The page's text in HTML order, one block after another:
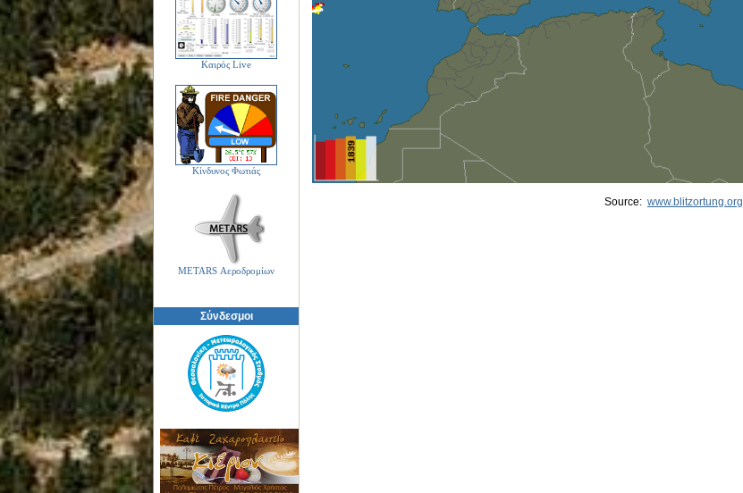
Καιρός Live
Κίνδυνος Φωτιάς
METARS Αεροδρομίων
Σύνδεσμοι
Source: www.blitzortung.org